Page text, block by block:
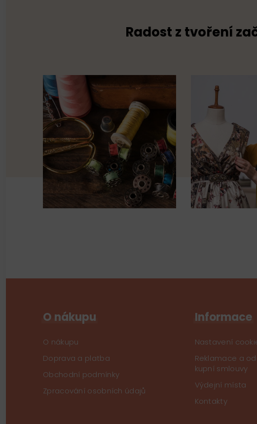
Radost z tvoření
O nákupu
O nákupu
Doprava a platba
Obchodní podmínky
Zpracování osobních údajů
Informace
Nastavení
Reklamace a
kupní smlouvy
Výdejní místa
Kontakty